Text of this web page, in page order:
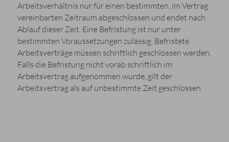
Arbeitsverhältnis nur für einen bestimmten, im Vertrag
vereinbarten Zeitraum abgeschlossen und endet nach
Ablauf dieser Zeit. Eine Befristung ist nur unter
bestimmten Voraussetzungen zulässig. Befristete
Arbeitsverträge müssen schriftlich geschlossen werden.
Falls die Befristung nicht vorab schriftlich im
Arbeitsvertrag aufgenommen wurde, gilt der
Arbeitsvertrag als auf unbestimmte Zeit geschlossen.